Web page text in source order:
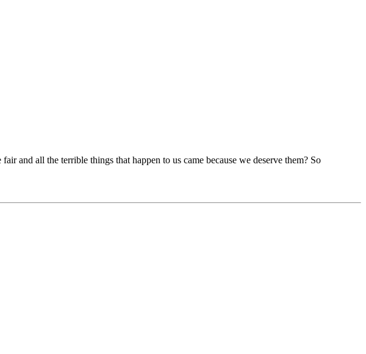
and all the terrible things that happen to us came because we deserve them? So